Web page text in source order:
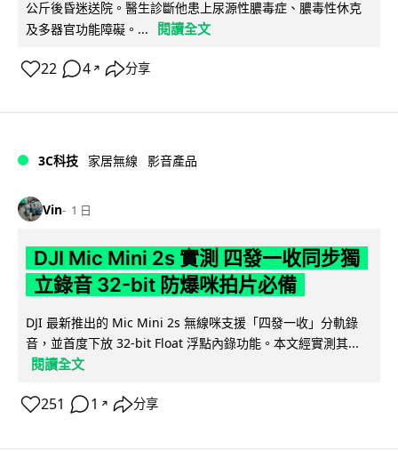
公斤後昏迷送院。醫生診斷他患上尿源性膿毒症、膿毒性休克
及多器官功能障礙。...
閱讀全文
22 4 ↗ 分享
3C科技 家居無線 影音產品
Vin 1 日
DJI Mic Mini 2s 實測 四發一收同步獨
立錄音 32-bit 防爆咪拍片必備
DJI 最新推出的 Mic Mini 2s 無線咪支援「四發一收」分軌錄
音，並首度下放 32-bit Float 浮點內錄功能。本文經實測其...
閱讀全文
251 1 ↗ 分享